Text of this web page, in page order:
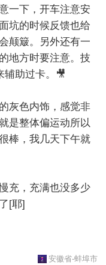
一下，开车注意安
坑的时候反馈也给
颠簸。另外还有一
地方时要注意。技
辅助过卡。🎥
灰色内饰，感觉非
是整体偏运动所以
棒，我几天下午就
充，充满也没多少
[耶]
安徽省-蚌埠市